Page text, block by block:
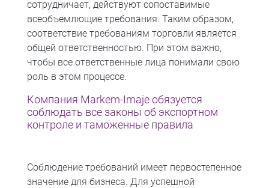
сотрудничает, действуют сопоставимые
всеобъемлющие требования. Таким образом,
соответствие требованиям торговли является
общей ответственностью. При этом важно,
чтобы все ответственные лица понимали свою
роль в этом процессе.
Компания Markem-Imaje обязуется
соблюдать все законы об экспортном
контроле и таможенные правила
Соблюдение требований имеет первостепенное
значение для бизнеса. Для успешной